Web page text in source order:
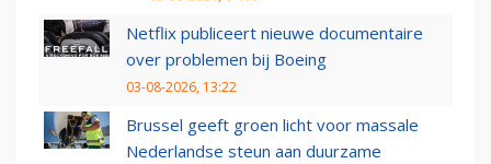
Netflix publiceert nieuwe documentaire
over problemen bij Boeing
03-08-2026, 13:22
Brussel geeft groen licht voor massale
Nederlandse steun aan duurzame